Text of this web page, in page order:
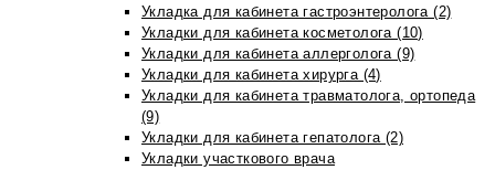
Укладка для кабинета гастроэнтеролога (2)
Укладки для кабинета косметолога (10)
Укладки для кабинета аллерголога (9)
Укладки для кабинета хирурга (4)
Укладки для кабинета травматолога, ортопеда
(9)
Укладки для кабинета гепатолога (2)
Укладки участкового врача